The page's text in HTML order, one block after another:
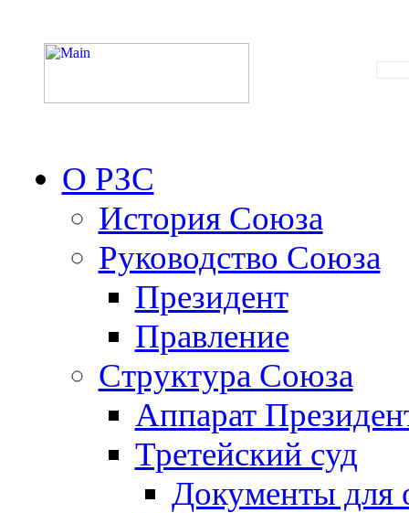
О РЗС
История Союза
Руководство Союза
Президент
Правление
Структура Союза
Аппарат
Третейский суд
Документы для